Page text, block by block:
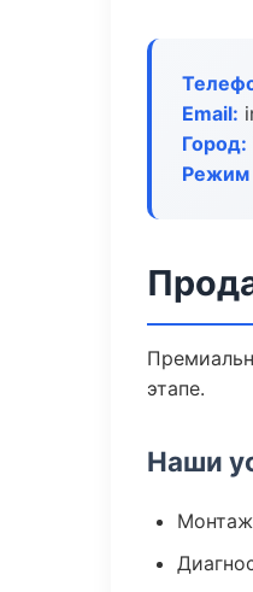
Email:
Город:
Режим
этапе.
Наши